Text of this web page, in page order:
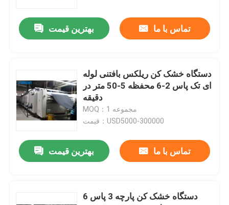
دستگاه رنگرزی پارچه
دستگاه خشک کن
دستگاه خشک کن ریلکس
بهترین قیمت تماس با ما
دستگاه خشک کن ریلکس بافتنی لوله
ای تک پاس 2-6 محفظه 5-50 متر در
دقیقه
MOQ：1 مجموعه
قیمت：USD5000-300000
بهترین قیمت تماس با ما
دستگاه خشک کن پارچه 3 پاس 6